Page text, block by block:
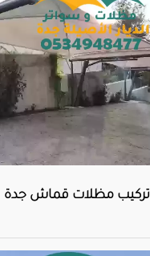
تركيب مظلات قماش جدة